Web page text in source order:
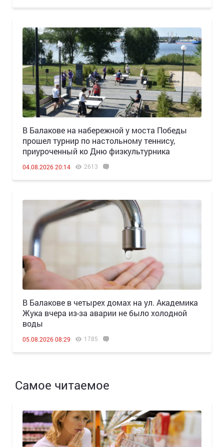
В Балакове на набережной у моста Победы
прошел турнир по настольному теннису,
приуроченный ко Дню физкультурника
04.08.2026 20:14 2613
В Балакове в четырех домах на ул. Академика
Жука вчера из-за аварии не было холодной
воды
05.08.2026 08:29 1785
Самое читаемое